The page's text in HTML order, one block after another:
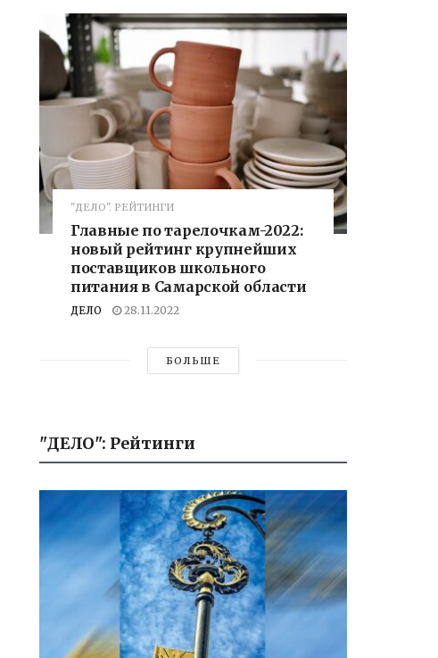
"ДЕЛО". РЕЙТИНГИ
Главные по тарелочкам-2022:
новый рейтинг крупнейших
поставщиков школьного
питания в Самарской области
ДЕЛО 28.11.2022
БОЛЬШЕ
"ДЕЛО": Рейтинги